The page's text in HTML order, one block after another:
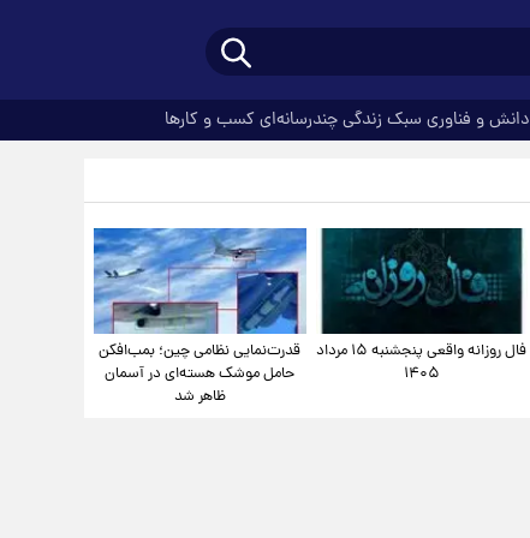
دانش و فناوری سبک زندگیچندرسانه‌ای کسب و کارها
فال روزانه واقعی پنجشنبه ۱۵ مرداد
۱۴۰۵
قدرت‌نمایی نظامی چین؛ بمب‌افکن
حامل موشک هسته‌ای در آسمان
ظاهر شد